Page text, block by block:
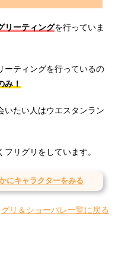
リーティングを行っていま
ーティングを行っているの
み！
いたい人はウエスタンラン
リグリをしています。
にキャラクターをみる
グリ＆ショーパレ一覧に戻る